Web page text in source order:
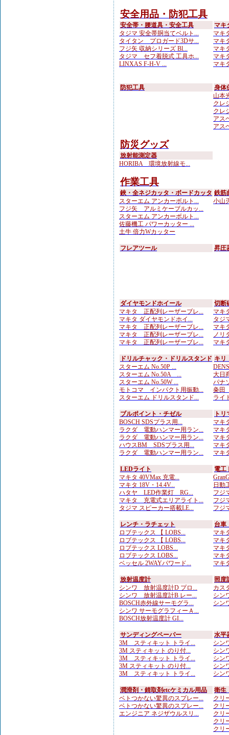
安全用品・防犯工具
安全帯・腰道具・安全工具
タジマ 安全帯胴当てベルト...
タイタン プロガード3Dサ...
フジ矢 収納シリーズ Bl...
タジマ セフ着脱式 工具ホ...
LINXAS F-H-V ...
マキ
マキ
マキ
マキ
マキ
マキ
防犯工具
身体
山本
クレ
クレ
アス
アス
防災グッズ
放射能測定器
HORIBA 環境放射線モ...
作業工具
鋏・全ネジカッタ・ボードカッタ
スターエム アンカーボルト...
フジ矢 アルミケーブルカッ...
スターエム アンカーボルト...
佐藤機工 パワーカッター ...
土牛 倍力Wカッター
鉄筋
小山
フレアツール 昇圧
ダイヤモンドホイール
マキタ 正配列レーザーブレ...
マキタ ダイヤモンドホイ...
マキタ 正配列レーザーブレ...
マキタ 正配列レーザーブレ...
マキタ 正配列レーザーブレ...
切断
マキ
タジ
マキ
ノリ
マキ
ドリルチャック・ドリルスタンド
スターエム No.50P ...
スターエム No.50A ...
スターエム No.50W ...
モトコマ インパクト用振動...
スターエム ドリルスタンド...
キリ
大日
パナ
粂田
ライ
ブルポイント・チゼル
BOSCH SDSプラス用...
ラクダ 電動ハンマー用ラン...
ラクダ 電動ハンマー用ラン...
ハウスBM SDSプラス用...
ラクダ 電動ハンマー用ラン...
ト
マキ
マキ
マキ
マキ
マキ
LEDライト
マキタ 40VMax 充電...
マキタ 18V・14.4V...
ハタヤ LED作業灯 RG...
マキタ 充電式エリアライト...
タジマ スピーカー搭載LE...
電工
日動
フジ
フジ
フジ
レンチ・ラチェット
ロブテックス 【 LOBS...
ロブテックス 【 LOBS...
ロブテックス LOBS...
ロブテックス LOBS...
ベッセル 2WAYパワード...
台車
マキ
マキ
マキ
マキ
マキ
放射温度計
シンワ 放射温度計D プロ...
シンワ 放射温度計B レー...
BOSCH赤外線サーモグラ...
シンワ サーモグラフィーＡ...
BOSCH放射温度計 GI...
照度
カス
シン
シン
サンディングペーパー
3M スティキット トライ...
3M スティキット のり付...
3M スティキット トライ...
3M スティキット のり付...
3M スティキット トライ...
水平
シン
シン
シン
シン
シン
潤滑剤・錆取剤etcケミカル用品
ベトつかない驚異のスプレー...
ベトつかない驚異のスプレー...
エンジニア ネジザウルスリ...
衛生
クリ
クリ
クリ
クリ
クリ